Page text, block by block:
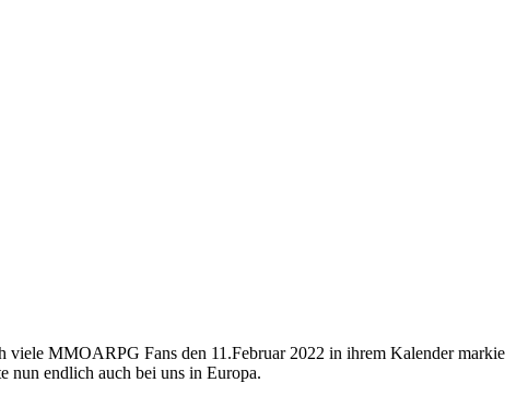
viele MMOARPG Fans den 11.Februar 2022 in ihrem Kalender
nun endlich auch bei uns in Europa.